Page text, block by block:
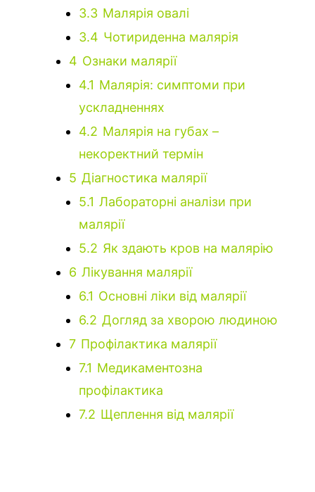
3.3 Малярія овалі
3.4 Чотириденна малярія
4 Ознаки малярії
4.1 Малярія: симптоми при
ускладненнях
4.2 Малярія на губах –
некоректний термін
5 Діагностика малярії
5.1 Лабораторні аналізи при
малярії
5.2 Як здають кров на малярію
6 Лікування малярії
6.1 Основні ліки від малярії
6.2 Догляд за хворою людиною
7 Профілактика малярії
7.1 Медикаментозна
профілактика
7.2 Щеплення від малярії